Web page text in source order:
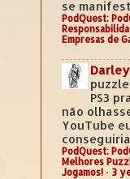
se
PodQuest:
Empresas de
PS3
não
YouTube
PodQuest:
Melhores
Jogamos! · 3